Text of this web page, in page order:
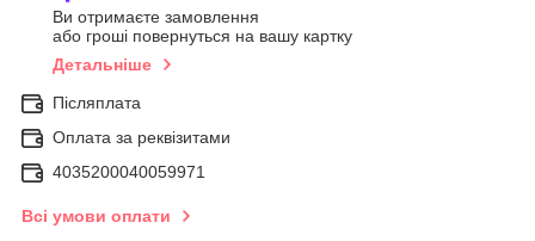
Ви отримаєте замовлення
або гроші повернуться на вашу картку
Детальніше
Післяплата
Оплата за реквізитами
4035200040059971
Всі умови оплати